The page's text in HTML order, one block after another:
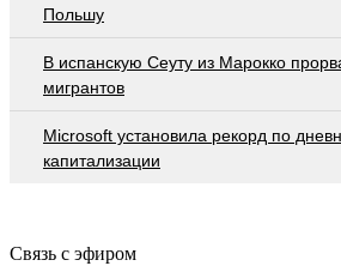
Польшу
В испанскую Сеуту из Марокко
мигрантов
Microsoft установила рекорд по
капитализации
Связь с эфиром